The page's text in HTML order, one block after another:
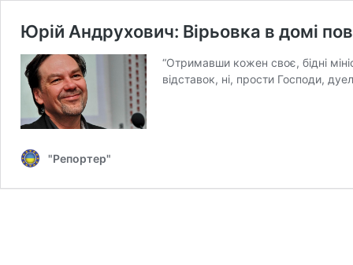
Юрій Андрухович: Вірьовка в домі
“Отримавши кожен своє, бідні
відставок, ні, прости Господи,
"Репортер"